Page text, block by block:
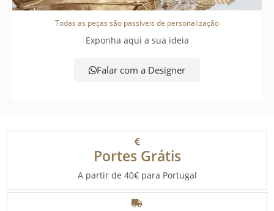
Todas as peças são passíveis de personalização
Exponha aqui a sua ideia
Falar com a Designer
Portes Grátis
A partir de 40€ para Portugal